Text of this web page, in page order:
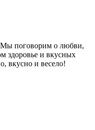
поговорим о любви,
здоровье и вкусных
вкусно и весело!